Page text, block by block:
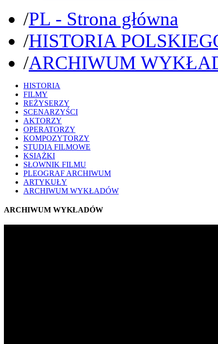
/PL - Strona główna
/HISTORIA
/ARCHIWUM
HISTORIA
FILMY
REŻYSERZY
SCENARZYŚCI
AKTORZY
OPERATORZY
KOMPOZYTORZY
STUDIA FILMOWE
KSIĄŻKI
SŁOWNIK FILMU
PLEOGRAF ARCHIWUM
ARTYKUŁY
ARCHIWUM WYKŁADÓW
ARCHIWUM WYKŁADÓW